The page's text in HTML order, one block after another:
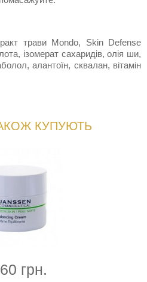
трави Mondo, Skin Defense
ізомерат сахаридів, олія ши,
алантоїн, сквалан, вітамін
КУПУЮТЬ
грн.